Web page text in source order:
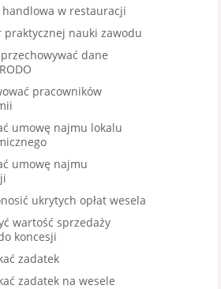
handlowa w restauracji
nauki zawodu
dane
pracowników
umowę najmu lokalu
umowę najmu
ukrytych opłat wesela
wartość sprzedaży
koncesji
zadatek
zadatek na wesele